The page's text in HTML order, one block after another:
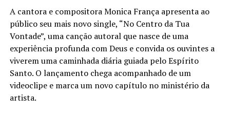
A cantora e compositora Monica França apresenta ao
público seu mais novo single, “No Centro da Tua
Vontade”, uma canção autoral que nasce de uma
experiência profunda com Deus e convida os ouvintes a
viverem uma caminhada diária guiada pelo Espírito
Santo. O lançamento chega acompanhado de um
videoclipe e marca um novo capítulo no ministério da
artista.